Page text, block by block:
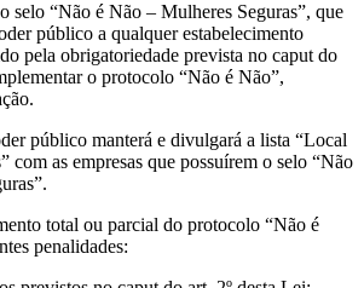
selo “Não é Não – Mulheres Seguras”, que
público a qualquer estabelecimento
pela obrigatoriedade prevista no caput do
o protocolo “Não é Não”,
público manterá e divulgará a lista “Local
com as empresas que possuírem o selo “Não
total ou parcial do protocolo “Não é
penalidades: